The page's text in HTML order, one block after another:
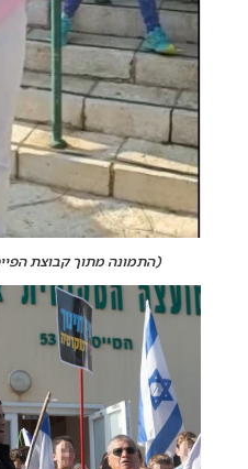
(התמונה מתוך קבוצת